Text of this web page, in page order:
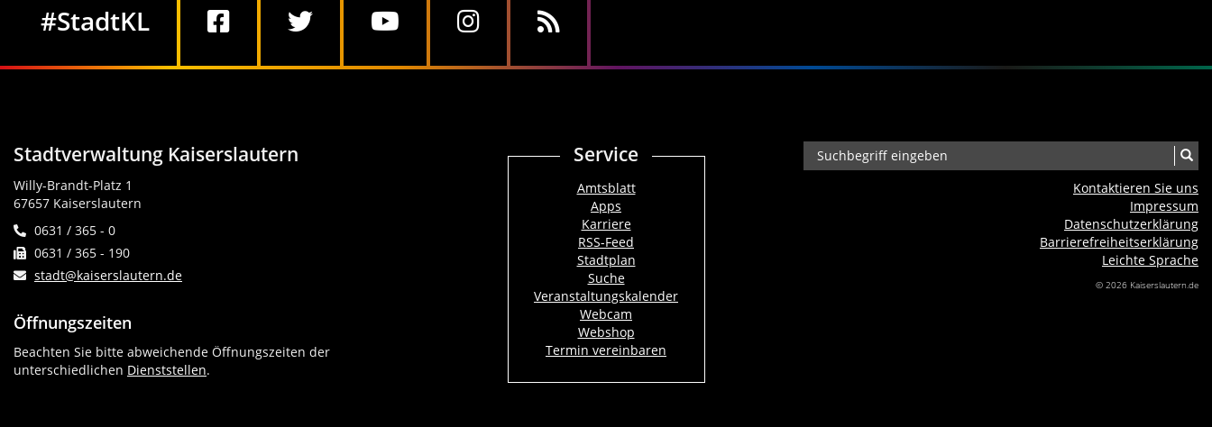
#StadtKL
Stadtverwaltung Kaiserslautern
Willy-Brandt-Platz 1
67657 Kaiserslautern
0631 / 365 - 0
0631 / 365 - 190
stadt@kaiserslautern.de
Öffnungszeiten
Beachten Sie bitte abweichende Öffnungszeiten der
unterschiedlichen Dienststellen.
Service
Amtsblatt
Apps
Karriere
RSS-Feed
Stadtplan
Suche
Veranstaltungskalender
Webcam
Webshop
Termin vereinbaren
Kontaktieren Sie uns
Impressum
Datenschutzerklärung
Barrierefreiheits­erklärung
Leichte Sprache
© 2026 Kaiserslautern.de